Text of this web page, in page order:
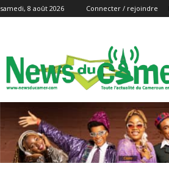
samedi, 8 août 2026 Connecter / rejoindre